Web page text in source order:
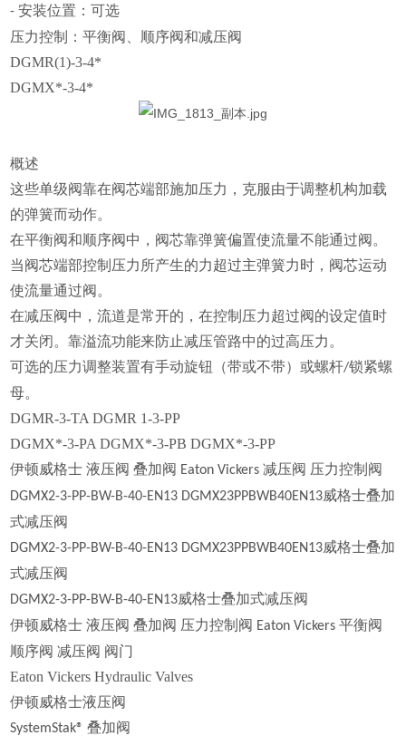
-安装位置：可选
压力控制：平衡阀、顺序阀和减压阀
DGMR(1)-3-4*
DGMX*-3-4*
概述
这些单级阀靠在阀芯端部施加压力，克服由于调整机构加载
的弹簧而动作。
在平衡阀和顺序阀中，阀芯靠弹簧偏置使流量不能通过阀。
当阀芯端部控制压力所产生的力超过主弹簧力时，阀芯运动
使流量通过阀。
在减压阀中，流道是常开的，在控制压力超过阀的设定值时
才关闭。靠溢流功能来防止减压管路中的过高压力。
可选的压力调整装置有手动旋钮（带或不带）或螺杆/锁紧螺
母。
DGMR-3-TA DGMR 1-3-PP
DGMX*-3-PA DGMX*-3-PB DGMX*-3-PP
伊顿威格士 液压阀 叠加阀 Eaton Vickers减压阀 压力控制阀
DGMX2-3-PP-BW-B-40-EN13 DGMX23PPBWB40EN13威格士叠加
式减压阀
DGMX2-3-PP-BW-B-40-EN13 DGMX23PPBWB40EN13威格士叠加
式减压阀
DGMX2-3-PP-BW-B-40-EN13威格士叠加式减压阀
伊顿威格士 液压阀 叠加阀 压力控制阀 Eaton Vickers平衡阀
顺序阀 减压阀 阀门
Eaton Vickers Hydraulic Valves
伊顿威格士液压阀
SystemStak®叠加阀